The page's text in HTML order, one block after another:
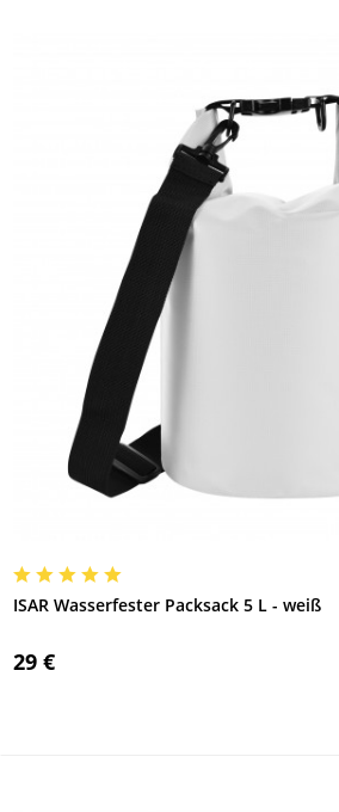
ISAR Wasserfester Packsack 5 L - weiß
29 €